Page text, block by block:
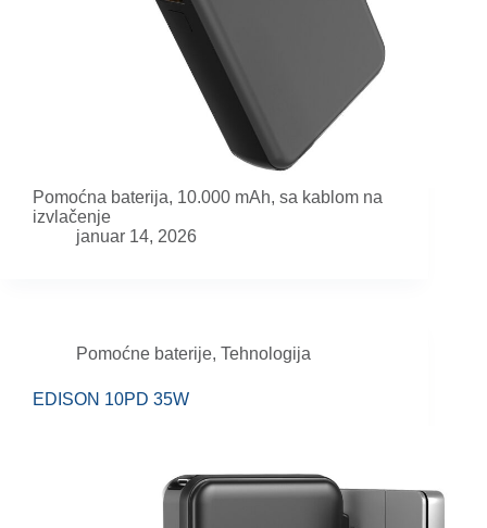
Pomoćna baterija, 10.000 mAh, sa kablom na
izvlačenje
januar 14, 2026
Pomoćne baterije, Tehnologija
EDISON 10PD 35W